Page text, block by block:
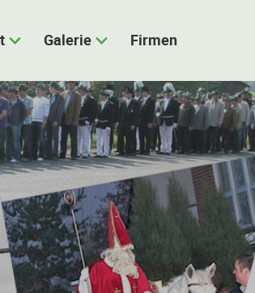
Galerie Firmen